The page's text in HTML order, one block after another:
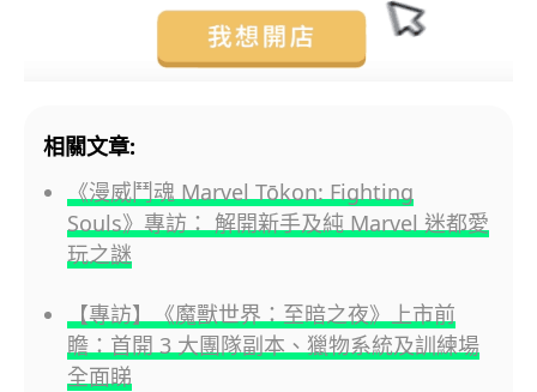
相關文章:
《漫威鬥魂 Marvel Tōkon: Fighting
Souls》專訪： 解開新手及純 Marvel 迷都愛
玩之謎
【專訪】《魔獸世界：至暗之夜》上市前
瞻：首開 3 大團隊副本、獵物系統及訓練場
全面睇